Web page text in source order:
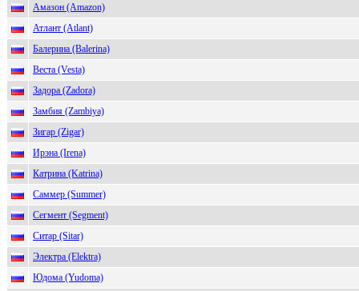
Амазон (Amazon)
Атлант (Atlant)
Балерина (Balerina)
Веста (Vesta)
Задора (Zadora)
Замбия (Zambiya)
Зигар (Zigar)
Ирэна (Irena)
Катрина (Katrina)
Саммер (Summer)
Сегмент (Segment)
Ситар (Sitar)
Электра (Elektra)
Юдома (Yudoma)